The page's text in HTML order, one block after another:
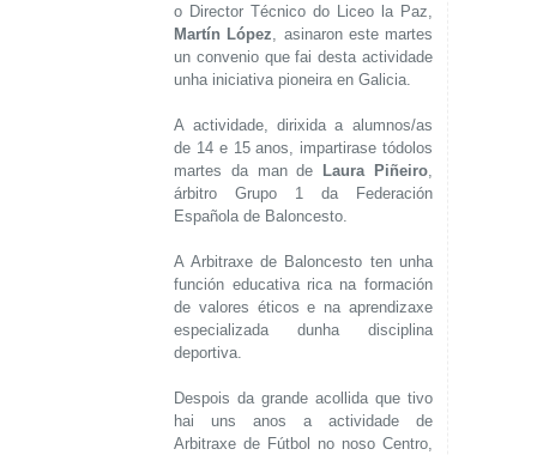
o Director Técnico do Liceo la Paz,
Martín López , asinaron este martes
un convenio que fai desta actividade
unha iniciativa pioneira en Galicia.
A actividade, dirixida a alumnos/as
de 14 e 15 anos, impartirase tódolos
martes da man de Laura Piñeiro,
árbitro Grupo 1 da Federación
Española de Baloncesto.
A Arbitraxe de Baloncesto ten unha
función educativa rica na formación
de valores éticos e na aprendizaxe
especializada dunha disciplina
deportiva.
Despois da grande acollida que tivo
hai uns anos a actividade de
Arbitraxe de Fútbol no noso Centro,